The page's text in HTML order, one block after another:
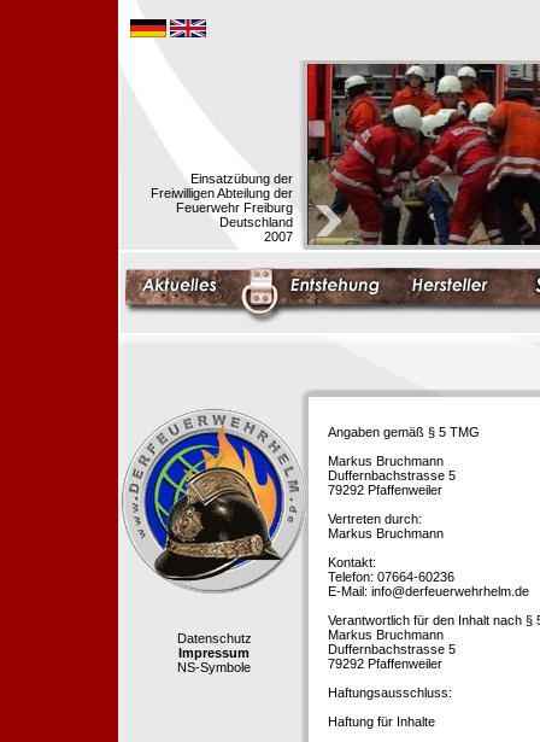
Einsatzübung der
Freiwilligen Abteilung der
Feuerwehr Freiburg
Deutschland
2007
Datenschutz
Impressum
NS-Symbole
Angaben gemäß § 5 TMG
Markus Bruchmann
Duffernbachstrasse 5
79292 Pfaffenweiler
Vertreten durch:
Markus Bruchmann
Kontakt:
Telefon: 07664-60236
E-Mail: info@derfeuerwehrhelm.de
Verantwortlich für den Inhalt nach §
Markus Bruchmann
Duffernbachstrasse 5
79292 Pfaffenweiler
Haftungsausschluss:
Haftung für Inhalte